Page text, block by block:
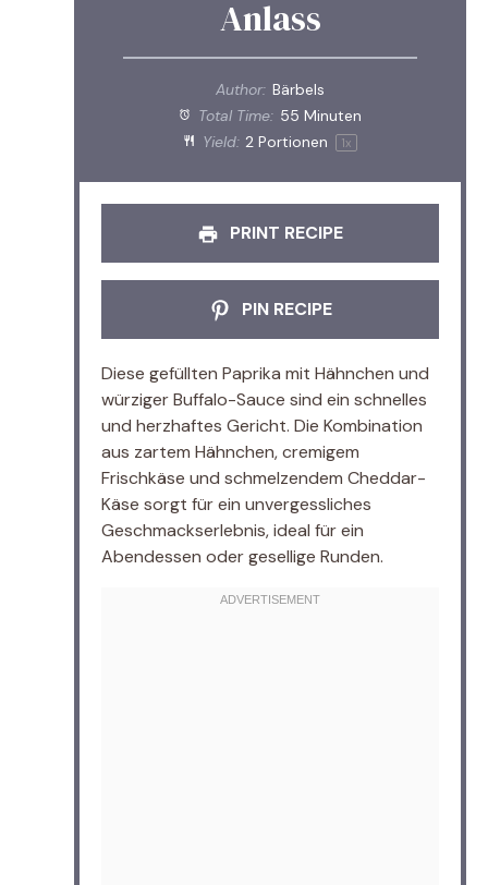
Anlass
Author: Bärbels
Total Time: 55 Minuten
Yield: 2 Portionen 1x
PRINT RECIPE
PIN RECIPE
Diese gefüllten Paprika mit Hähnchen und
würziger Buffalo-Sauce sind ein schnelles
und herzhaftes Gericht. Die Kombination
aus zartem Hähnchen, cremigem
Frischkäse und schmelzendem Cheddar-
Käse sorgt für ein unvergessliches
Geschmackserlebnis, ideal für ein
Abendessen oder gesellige Runden.